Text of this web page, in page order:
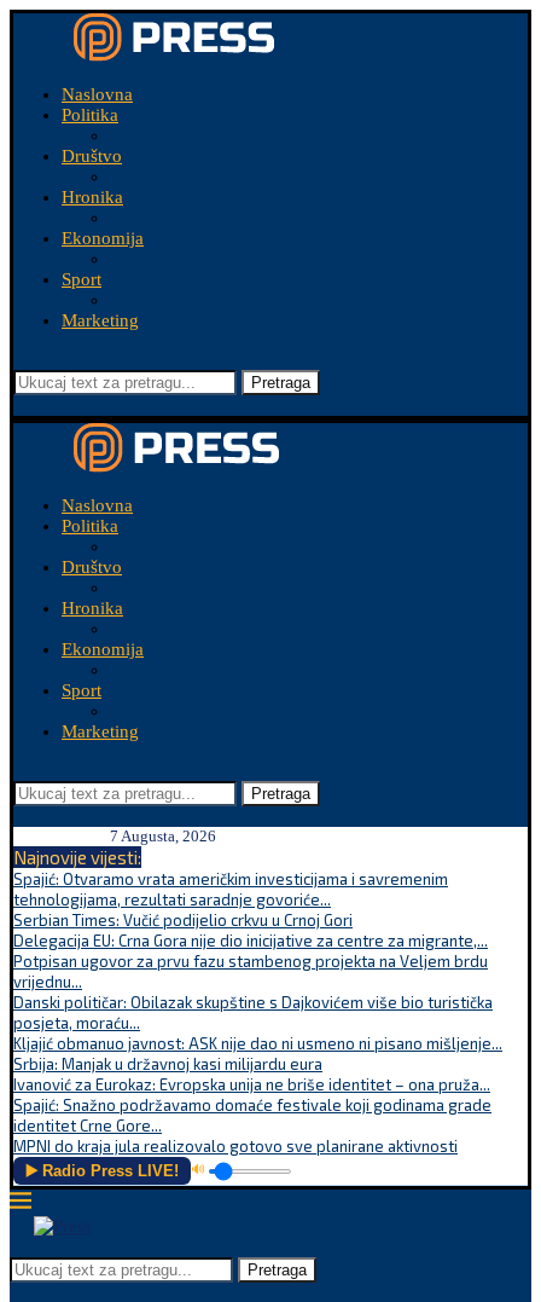
Naslovna
Politika
Društvo
Hronika
Ekonomija
Sport
Marketing
Pretraga
Naslovna
Politika
Društvo
Hronika
Ekonomija
Sport
Marketing
Pretraga
7 Augusta, 2026
Najnovije vijesti:
Spajić: Otvaramo vrata američkim investicijama i savremenim
tehnologijama, rezultati saradnje govoriće...
Serbian Times: Vučić podijelio crkvu u Crnoj Gori
Delegacija EU: Crna Gora nije dio inicijative za centre za migrante,...
Potpisan ugovor za prvu fazu stambenog projekta na Veljem brdu
vrijednu...
Danski političar: Obilazak skupštine s Dajkovićem više bio turistička
posjeta, moraću...
Kljajić obmanuo javnost: ASK nije dao ni usmeno ni pisano mišljenje...
Srbija: Manjak u državnoj kasi milijardu eura
Ivanović za Eurokaz: Evropska unija ne briše identitet – ona pruža...
Spajić: Snažno podržavamo domaće festivale koji godinama grade
identitet Crne Gore...
MPNI do kraja jula realizovalo gotovo sve planirane aktivnosti
▶️ Radio Press LIVE! 🔊
Pretraga